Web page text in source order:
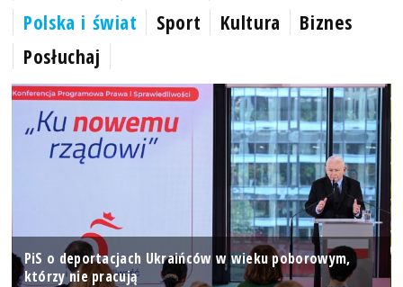
Polska i świat
Sport Kultura
Biznes
Posłuchaj
PiS o deportacjach Ukraińców w wieku poborowym,
którzy nie pracują